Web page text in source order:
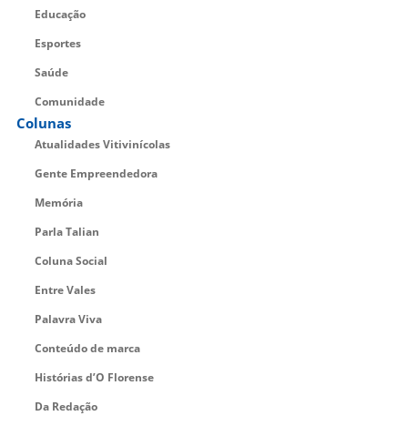
Educação
Esportes
Saúde
Comunidade
Colunas
Atualidades Vitivinícolas
Gente Empreendedora
Memória
Parla Talian
Coluna Social
Entre Vales
Palavra Viva
Conteúdo de marca
Histórias d’O Florense
Da Redação